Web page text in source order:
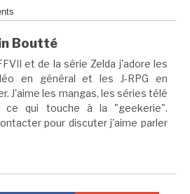
Boutté
et de la série Zelda j'adore les
en général et les J-RPG en
J'aime les mangas, les séries télé
qui touche à la "geekerie".
pour discuter j'aime parler